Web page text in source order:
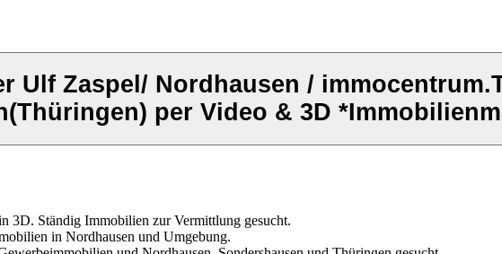
Ulf Zaspel/ Nordhausen /
per Video & 3D
3D. Ständig Immobilien zur Vermittlung gesucht.
in Nordhausen und Umgebung.